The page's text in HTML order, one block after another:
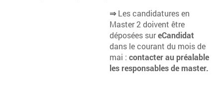
⇒Les candidatures en
Master 2 doivent être
déposées sureCandidat
dans le courant du mois de
mai : contacter au préalable
les responsables de master.